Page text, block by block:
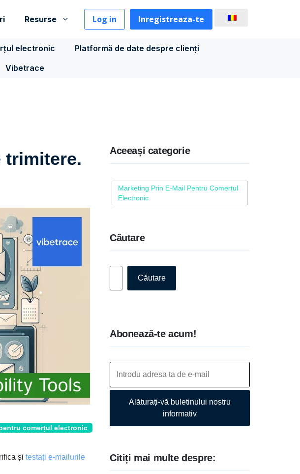
Resurse Log in Inregistreaza-te
electronic
Platformă de date despre clienți
Vibetrace
trimitere.
comerțul electronic
și testați e-mailurile
Aceeași categorie
Marketing Prin E-Mail Pentru Comerțul
Electronic
Căutare
Căutare
Abonează-te acum!
Alăturați-vă buletinului nostru
informativ
Citiți mai multe despre: